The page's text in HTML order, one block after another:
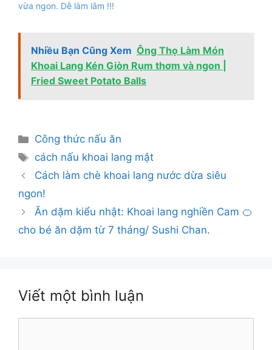
vừa ngon. Dễ làm lắm !!!
Nhiều Bạn Cũng Xem Ông Thọ Làm Món
Khoai Lang Kén Giòn Rụm thơm và ngon |
Fried Sweet Potato Balls
Danh
mục
Công thức nấu ăn
Thẻ
cách nấu khoai lang mật
Cách làm chè khoai lang nước dừa siêu
ngon!
Ăn dặm kiểu nhật: Khoai lang nghiền Cam 🍊
cho bé ăn dặm từ 7 tháng/ Sushi Chan.
Viết một bình luận